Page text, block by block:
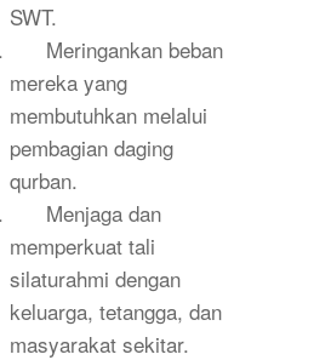
SWT.
Meringankan beban
mereka yang
membutuhkan melalui
pembagian daging
qurban.
Menjaga dan
memperkuat tali
silaturahmi dengan
keluarga, tetangga, dan
masyarakat sekitar.